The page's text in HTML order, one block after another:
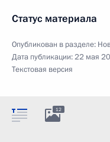
Статус материала
Опубликован в разделе:
Дата публикации:22 мая
Текстовая версия
12